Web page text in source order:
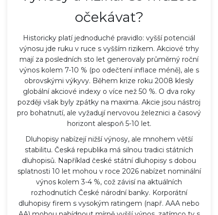
očekávat?
Historicky platí jednoduché pravidlo: vyšší potenciál
výnosu jde ruku v ruce s vyšším rizikem. Akciové trhy
mají za posledních sto let generovaly průměrný roční
výnos kolem 7-10 % (po odečtení inflace méně), ale s
obrovskými výkyvy. Během krize roku 2008 klesly
globální akciové indexy o více než 50 %. O dva roky
později však byly zpátky na maxima. Akcie jsou nástroj
pro bohatnutí, ale vyžadují nervovou železnici a časový
horizont alespoň 5-10 let.
Dluhopisy nabízejí nižší výnosy, ale mnohem větší
stabilitu. Česká republika má silnou tradici státních
dluhopisů. Například české státní dluhopisy s dobou
splatnosti 10 let mohou v roce 2026 nabízet nominální
výnos kolem 3-4 %, což závisí na aktuálních
rozhodnutích České národní banky. Korporátní
dluhopisy firem s vysokým ratingem (např. AAA nebo